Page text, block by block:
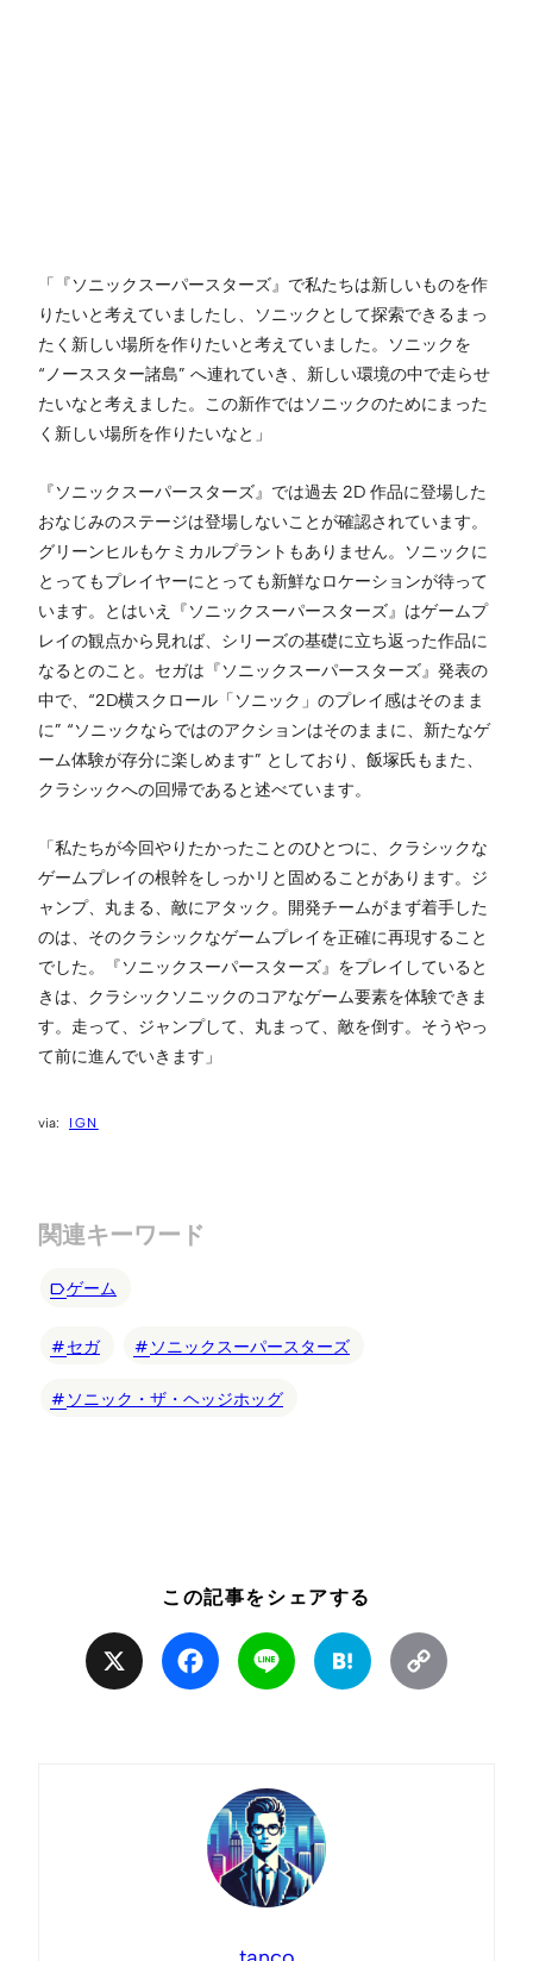
「『ソニックスーパースターズ』で私たちは新しいものを作
りたいと考えていましたし、ソニックとして探索できるまっ
たく新しい場所を作りたいと考えていました。ソニックを
“ノーススター諸島” へ連れていき、新しい環境の中で走らせ
たいなと考えました。この新作ではソニックのためにまった
く新しい場所を作りたいなと」
『ソニックスーパースターズ』では過去 2D 作品に登場した
おなじみのステージは登場しないことが確認されています。
グリーンヒルもケミカルプラントもありません。ソニックに
とってもプレイヤーにとっても新鮮なロケーションが待って
います。とはいえ『ソニックスーパースターズ』はゲームプ
レイの観点から見れば、シリーズの基礎に立ち返った作品に
なるとのこと。セガは『ソニックスーパースターズ』発表の
中で、“2D横スクロール「ソニック」のプレイ感はそのまま
に” “ソニックならではのアクションはそのままに、新たなゲ
ーム体験が存分に楽しめます” としており、飯塚氏もまた、
クラシックへの回帰であると述べています。
「私たちが今回やりたかったことのひとつに、クラシックな
ゲームプレイの根幹をしっかリと固めることがあります。ジ
ャンプ、丸まる、敵にアタック。開発チームがまず着手した
のは、そのクラシックなゲームプレイを正確に再現すること
でした。『ソニックスーパースターズ』をプレイしていると
きは、クラシックソニックのコアなゲーム要素を体験できま
す。走って、ジャンプして、丸まって、敵を倒す。そうやっ
て前に進んでいきます」
IGN
関連キーワード
ゲーム
セガ ソニックスーパースターズ
ソニック・ザ・ヘッジホッグ
この記事をシェアする
Facebook Line Hatena